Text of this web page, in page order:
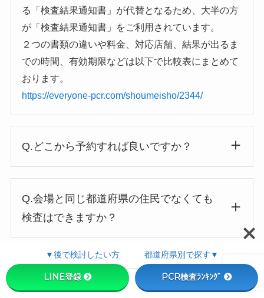
る「検査結果通知書」が代替となるため、大半の方
が「検査結果通知書」をご利用されています。
２つの書類の違いや料金、対応店舗、結果が出るま
での時間、有効期限などは以下で比較表にまとめて
おります。
https://everyone-pcr.com/shoumeisho/2344/
Q.どこから予約すれば良いですか？
Q.会場と同じ都道府県の住民でなくても
検査はできますか？
Q.予約したのに完了メールが届きません
▼後で検討したい方 都道府県別で探す▼
LINE登録 PCR検査ﾗﾝｷﾝｸﾞ